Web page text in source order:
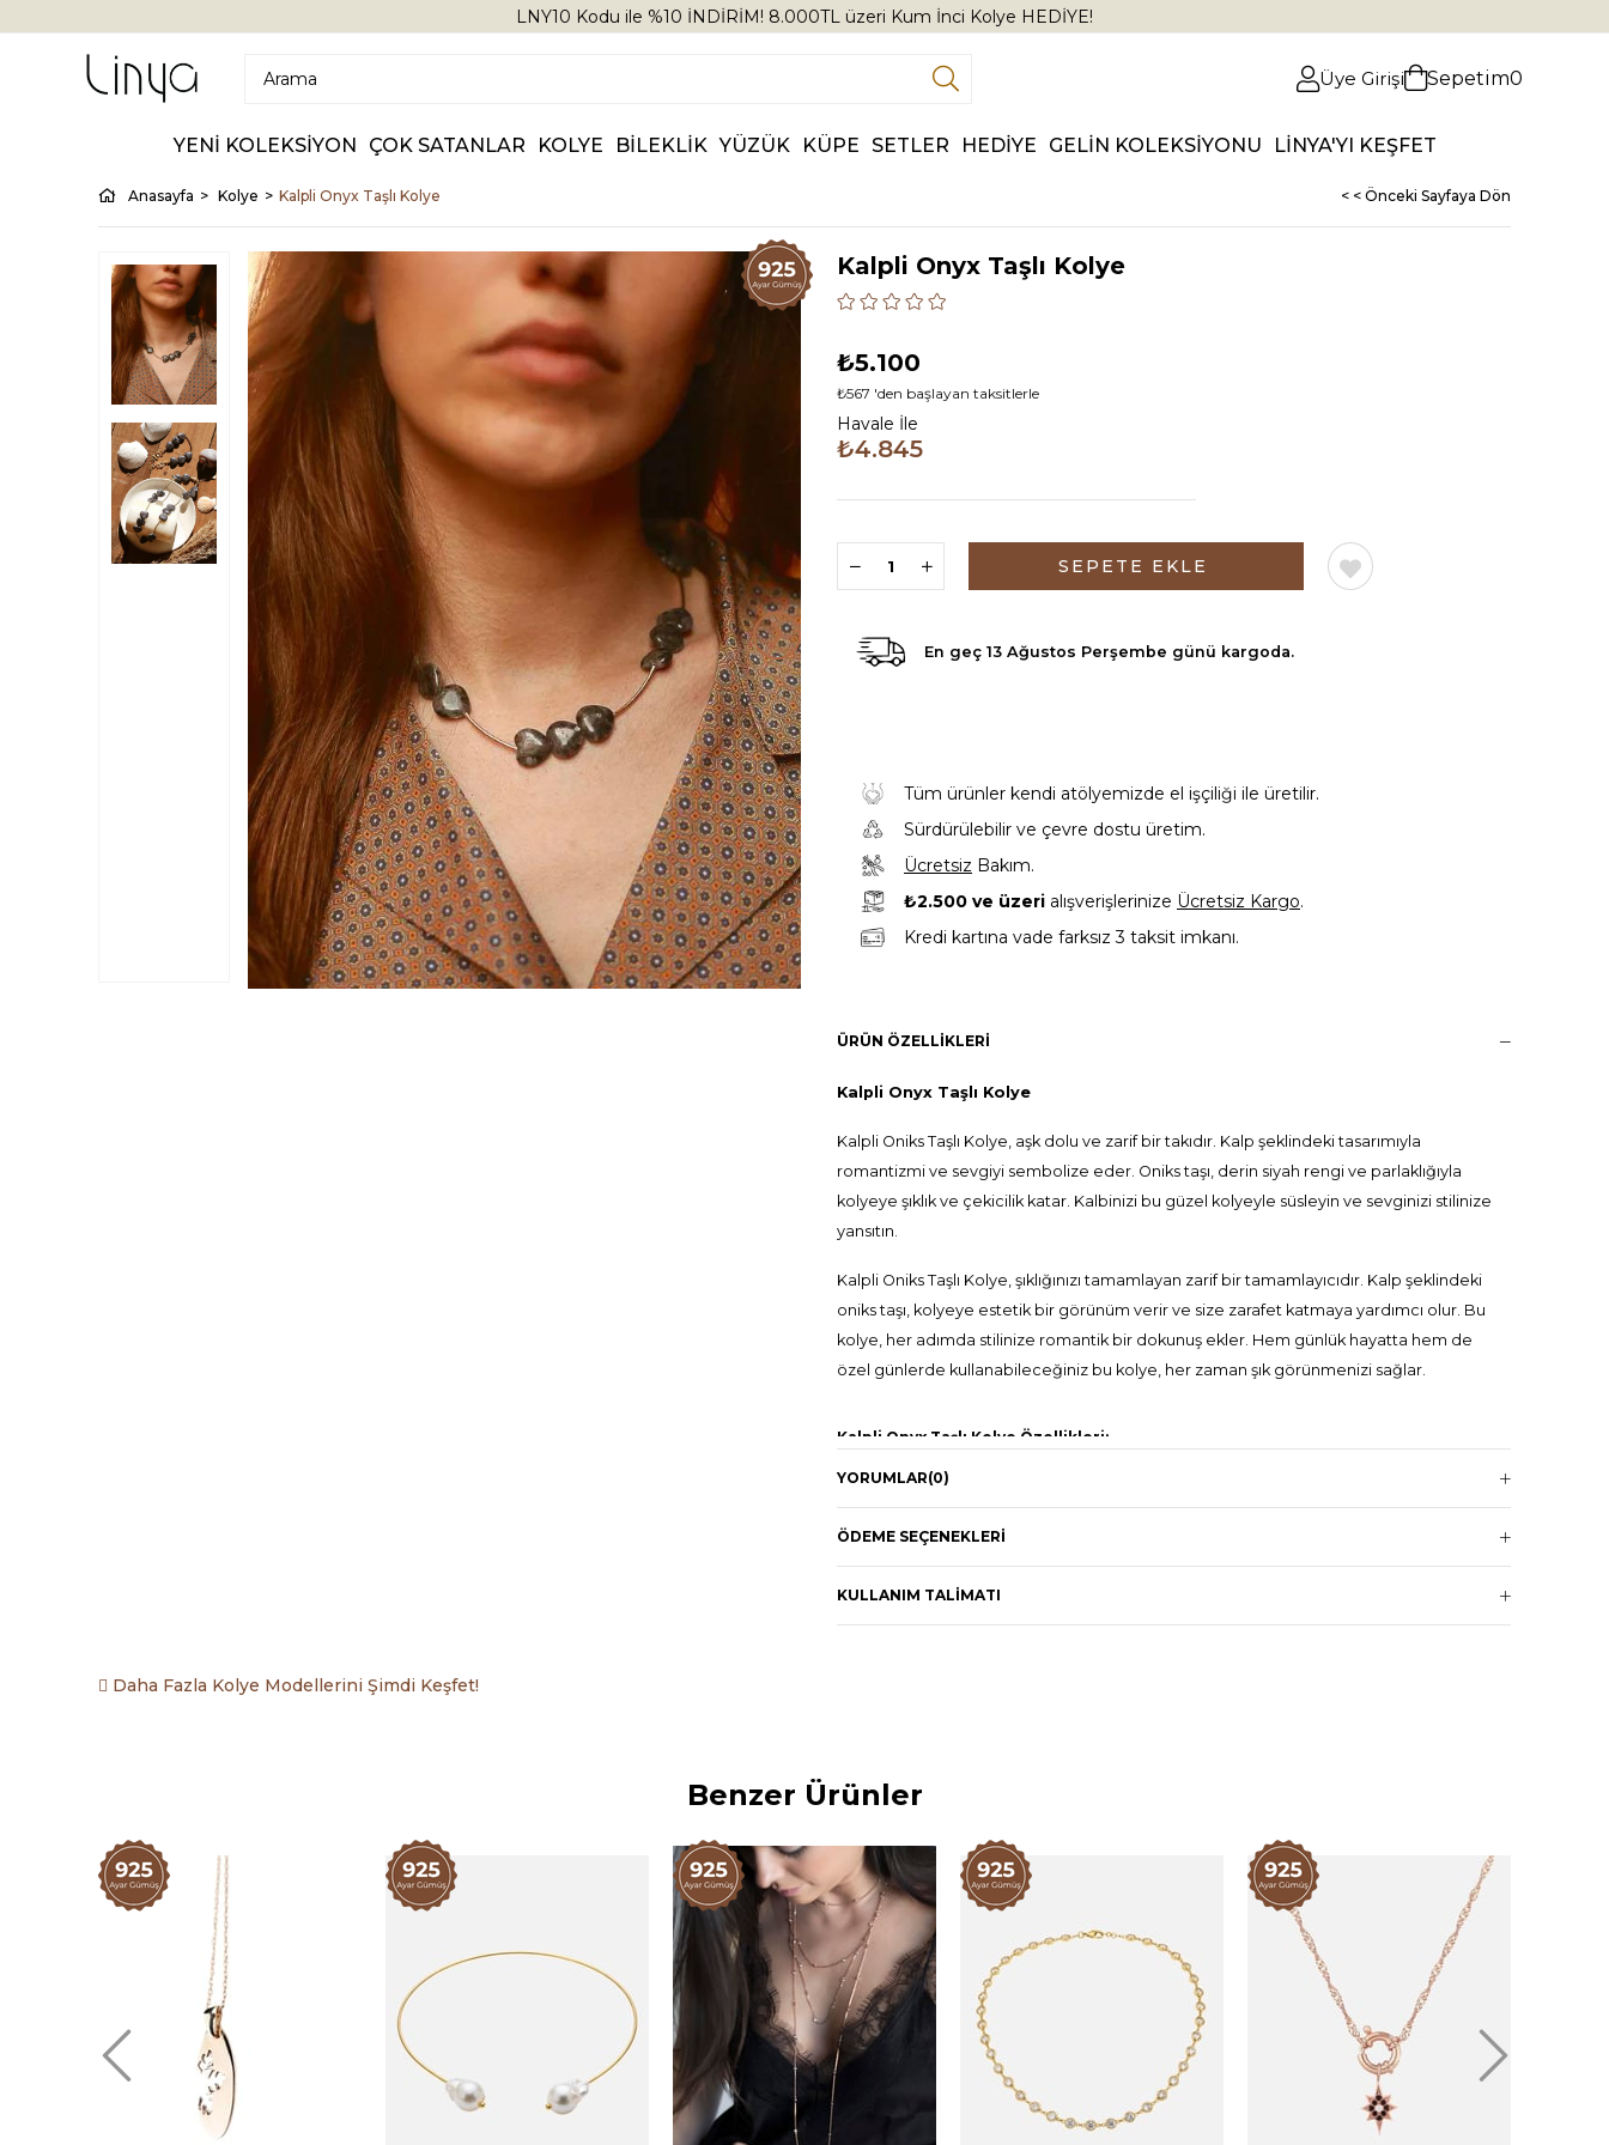
LNY10 Kodu ile %10 İNDİRİM! 8.000TL üzeri Kum İnci Kolye HEDİYE!
Üye Girişi Sepetim0
YENİ KOLEKSİYON ÇOK SATANLAR KOLYE BİLEKLİK YÜZÜK KÜPE SETLER HEDİYE GELİN KOLEKSİYONU LİNYA'YI KEŞFET
Anasayfa Kolye Kalpli Onyx Taşlı Kolye < < Önceki Sayfaya Dön
›
Kalpli Onyx Taşlı Kolye
₺5.100
₺567 'den başlayan taksitlerle
Havale İle
₺4.845
En geç 13 Ağustos Perşembe günü kargoda.
Tüm ürünler kendi atölyemizde el işçiliği ile üretilir.
Sürdürülebilir ve çevre dostu üretim.
Ücretsiz Bakım.
₺2.500 ve üzeri alışverişlerinize Ücretsiz Kargo.
Kredi kartına vade farksız 3 taksit imkanı.
ÜRÜN ÖZELLIKLERI
Kalpli Onyx Taşlı Kolye
Kalpli Oniks Taşlı Kolye, aşk dolu ve zarif bir takıdır. Kalp şeklindeki tasarımıyla
romantizmi ve sevgiyi sembolize eder. Oniks taşı, derin siyah rengi ve parlaklığıyla
kolyeye şıklık ve çekicilik katar. Kalbinizi bu güzel kolyeyle süsleyin ve sevginizi stilinize
yansıtın.
Kalpli Oniks Taşlı Kolye, şıklığınızı tamamlayan zarif bir tamamlayıcıdır. Kalp şeklindeki
oniks taşı, kolyeye estetik bir görünüm verir ve size zarafet katmaya yardımcı olur. Bu
kolye, her adımda stilinize romantik bir dokunuş ekler. Hem günlük hayatta hem de
özel günlerde kullanabileceğiniz bu kolye, her zaman şık görünmenizi sağlar.
Kalpli Onyx Taşlı Kolye Özellikleri:
925 ayar gümüş
Kolye Rengi: Altın
Kullanım Talimatı:
Temizlik: Kolyenizi temizlemek için yumuşak bir temizlik bezi veya özel mücevher
temizleme bezi kullanmanızı öneririz. Sert ve aşındırıcı maddeler içeren temizlik
malzemeleri kullanmaktan kaçının.
Saklama: Kolyenizi kullanmadığınız zamanlarda, ayrı bir mücevher kutusu veya takı
çantasında saklamanızı tavsiye ederiz. Bu, Kolyenizin çizilmesini veya hasar görmesini
önlemeye yardımcı olacaktır. Ayrıca, mücevherlerinizi diğer sert cisimlerle temas
ettirmemeye özen gösterin.
YORUMLAR(0)
ÖDEME SEÇENEKLERI
KULLANIM TALIMATI
Daha Fazla Kolye Modellerini Şimdi Keşfet!
Benzer Ürünler